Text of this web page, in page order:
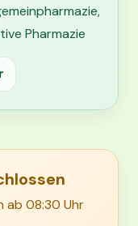
Pharmazie
ab 08:30 Uhr